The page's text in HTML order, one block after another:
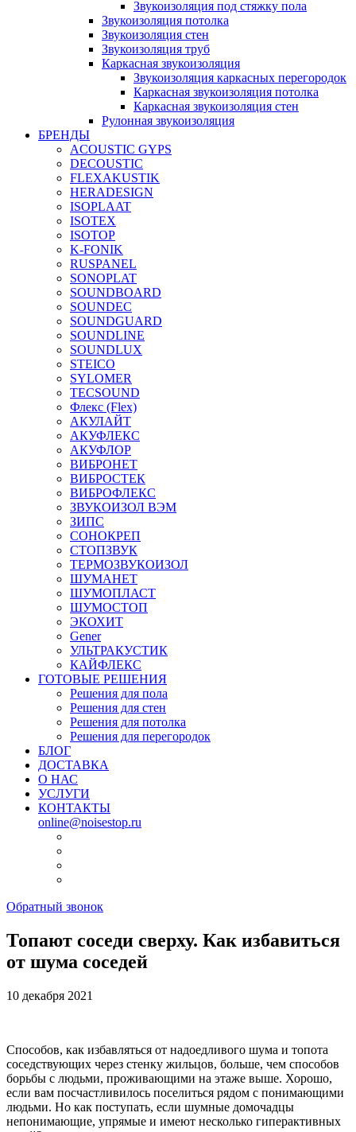
Звукоизоляция под стяжку пола
Звукоизоляция потолка
Звукоизоляция стен
Звукоизоляция труб
Каркасная звукоизоляция
Звукоизоляция каркасных перегородок
Каркасная звукоизоляция потолка
Каркасная звукоизоляция стен
Рулонная звукоизоляция
БРЕНДЫ
ACOUSTIC GYPS
DECOUSTIC
FLEXAKUSTIK
HERADESIGN
ISOPLAAT
ISOTEX
ISOTOP
K-FONIK
RUSPANEL
SONOPLAT
SOUNDBOARD
SOUNDEC
SOUNDGUARD
SOUNDLINE
SOUNDLUX
STEICO
SYLOMER
TECSOUND
Флекс (Flex)
АКУЛАЙТ
АКУФЛЕКС
АКУФЛОР
ВИБРОНЕТ
ВИБРОСТЕК
ВИБРОФЛЕКС
ЗВУКОИЗОЛ ВЭМ
ЗИПС
СОНОКРЕП
СТОПЗВУК
ТЕРМОЗВУКОИЗОЛ
ШУМАНЕТ
ШУМОПЛАСТ
ШУМОСТОП
ЭКОХИТ
Gener
УЛЬТРАКУСТИК
КАЙФЛЕКС
ГОТОВЫЕ РЕШЕНИЯ
Решения для пола
Решения для стен
Решения для потолка
Решения для перегородок
БЛОГ
ДОСТАВКА
О НАС
УСЛУГИ
КОНТАКТЫ
online@noisestop.ru
Обратный звонок
Топают соседи сверху. Как избавиться
от шума соседей
10 декабря 2021
Способов, как избавляться от надоедливого шума и топота
соседствующих через стенку жильцов, больше, чем способов
борьбы с людьми, проживающими на этаже выше. Хорошо,
если вам посчастливилось поселиться рядом с понимающими
людьми. Но как поступать, если шумные домочадцы
непонимающие, упрямые и имеют несколько гиперактивных